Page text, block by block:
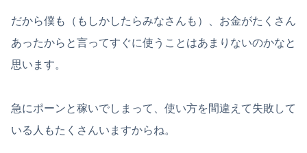
だから僕も（もしかしたらみなさんも）、お金がたくさん
あったからと言ってすぐに使うことはあまりないのかなと
思います。
急にポーンと稼いでしまって、使い方を間違えて失敗して
いる人もたくさんいますからね。